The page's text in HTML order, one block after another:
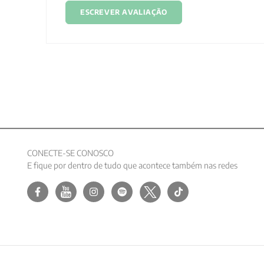
ESCREVER AVALIAÇÃO
CONECTE-SE CONOSCO
E fique por dentro de tudo que acontece também nas redes